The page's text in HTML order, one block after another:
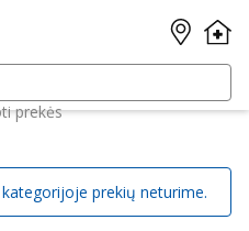
prekės
prekių neturime.